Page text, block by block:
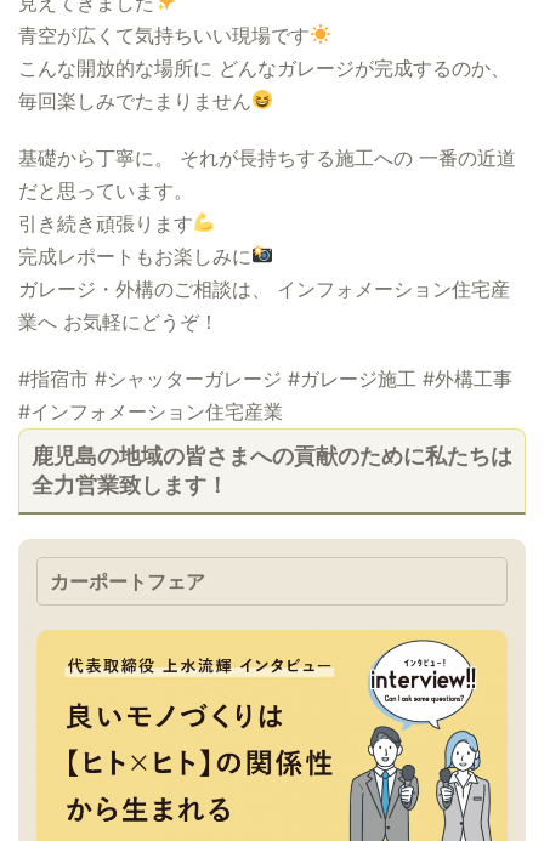
青空が広くて気持ちいい現場です
こんな開放的な場所に どんなガレージが完成するのか、
毎回楽しみでたまりません
基礎から丁寧に。 それが長持ちする施工への 一番の近道
だと思っています。
引き続き頑張ります
完成レポートもお楽しみに
ガレージ・外構のご相談は、 インフォメーション住宅産
業へ お気軽にどうぞ！
#指宿市 #シャッターガレージ #ガレージ施工 #外構工事
#インフォメーション住宅産業
鹿児島の地域の皆さまへの貢献のために私たちは
全力営業致します！
カーポートフェア